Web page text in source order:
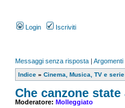
Login Iscriviti
Messaggi senza risposta | Argomenti
Indice » Cinema, Musica, TV e
Che canzone
Moderatore: Molleggiato